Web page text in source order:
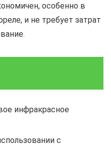
особенно в
и не требует затрат
инфракрасное
с